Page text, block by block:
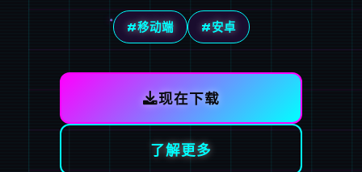
#移动端 #安卓
现在下载
了解更多